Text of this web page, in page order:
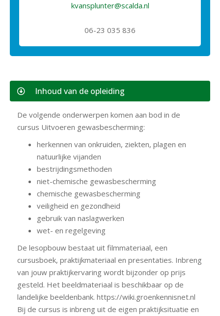
kvansplunter@scalda.nl
06-23 035 836
Inhoud van de opleiding
De volgende onderwerpen komen aan bod in de
cursus Uitvoeren gewasbescherming:
herkennen van onkruiden, ziekten, plagen en
natuurlijke vijanden
bestrijdingsmethoden
niet-chemische gewasbescherming
chemische gewasbescherming
veiligheid en gezondheid
gebruik van naslagwerken
wet- en regelgeving
De lesopbouw bestaat uit filmmateriaal, een
cursusboek, praktijkmateriaal en presentaties. Inbreng
van jouw praktijkervaring wordt bijzonder op prijs
gesteld. Het beeldmateriaal is beschikbaar op de
landelijke beeldenbank. https://wiki.groenkennisnet.nl
Bij de cursus is inbreng uit de eigen praktijksituatie en